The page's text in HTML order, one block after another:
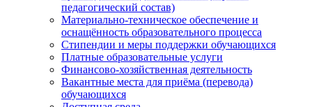
педагогический состав)
Материально-техническое обеспечение и
оснащённость образовательного процесса
Стипендии и меры поддержки обучающихся
Платные образовательные услуги
Финансово-хозяйственная деятельность
Вакантные места для приёма (перевода)
обучающихся